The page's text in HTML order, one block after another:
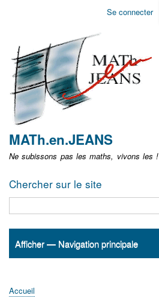
Aller
non
identifié
Se connecter
MATh.en.JEANS
Ne subissons pas les maths, vivons les !
Chercher sur le site
Navigation
Afficher — Navigation principale
Accueil
ActualitésMATh.en.JEANS ?
Régions et Ateliers
Créer, gérer un atelier
Sujets/Publications
Congrès
Accueil